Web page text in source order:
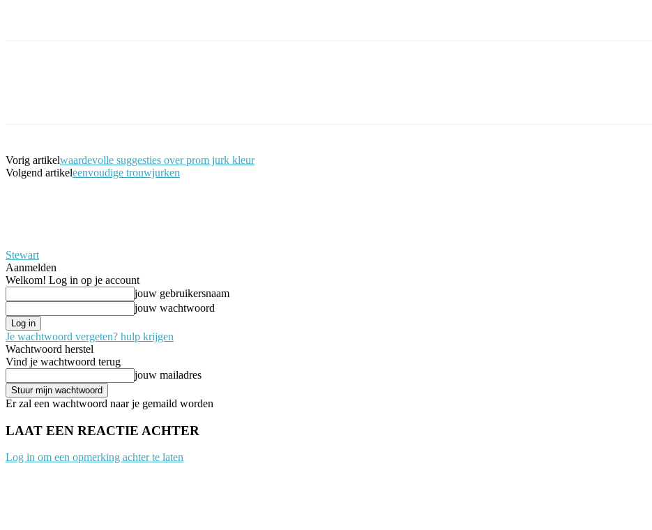
Vorig artikelwaardevolle suggesties over prom jurk kleur
Volgend artikeleenvoudige trouwjurken
Stewart
Aanmelden
Welkom! Log in op je account
jouw gebruikersnaam
jouw wachtwoord
Je wachtwoord vergeten? hulp krijgen
Wachtwoord herstel
Vind je wachtwoord terug
jouw mailadres
Er zal een wachtwoord naar je gemaild worden
LAAT EEN REACTIE ACHTER
Log in om een opmerking achter te laten